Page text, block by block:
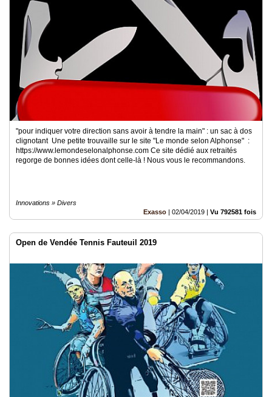
"pour indiquer votre direction sans avoir à tendre la main" : un sac à dos
clignotant Une petite trouvaille sur le site "Le monde selon Alphonse" :
https://www.lemondeselonalphonse.com Ce site dédié aux retraités
regorge de bonnes idées dont celle-là ! Nous vous le recommandons.
Innovations » Divers
Exasso | 02/04/2019 | Vu 792581 fois
Open de Vendée Tennis Fauteuil 2019